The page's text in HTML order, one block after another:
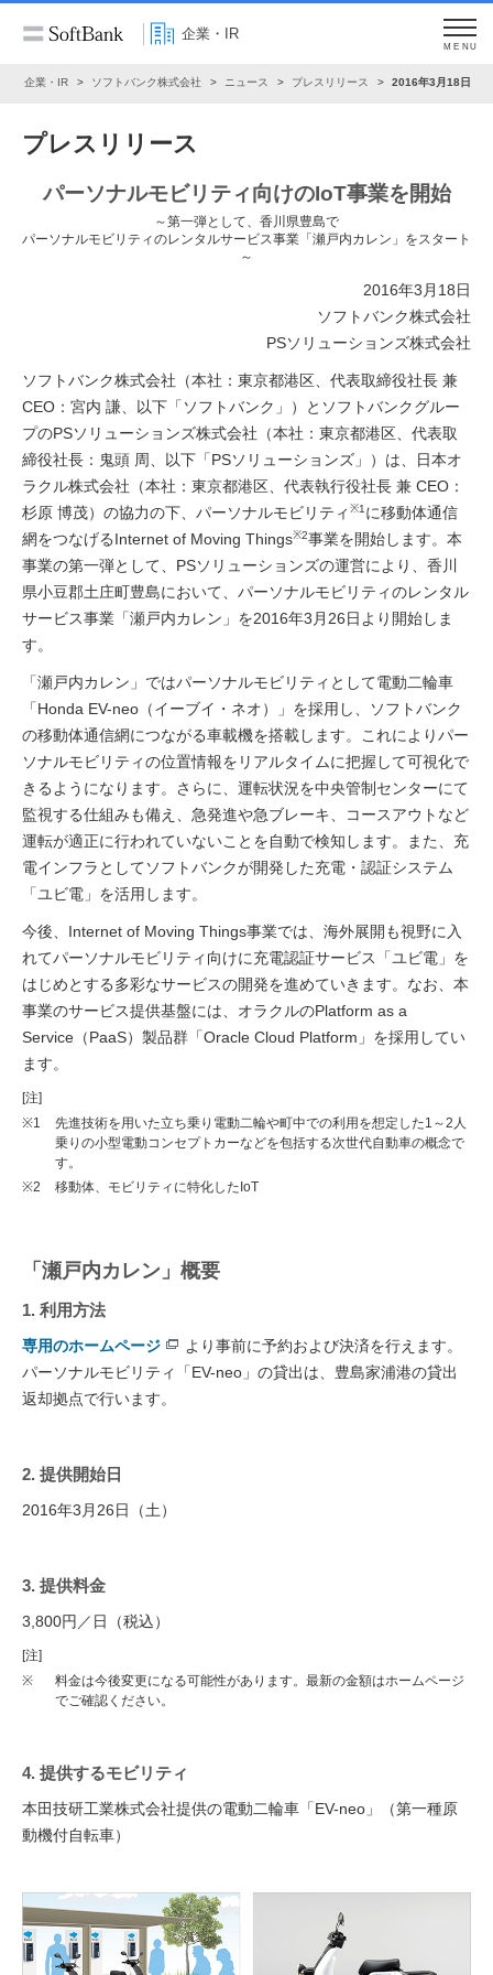
企業・IR
MENU
企業・IR ソフトバンク株式会社 ニュース プレスリリース 2016年3月18日
プレスリリース
パーソナルモビリティ向けのIoT事業を開始
～第一弾として、香川県豊島で
パーソナルモビリティのレンタルサービス事業「瀬戸内カレン」をスタート
～
2016年3月18日
ソフトバンク株式会社
PSソリューションズ株式会社
ソフトバンク株式会社（本社：東京都港区、代表取締役社長 兼
CEO：宮内 謙、以下「ソフトバンク」）とソフトバンクグルー
プのPSソリューションズ株式会社（本社：東京都港区、代表取
締役社長：鬼頭 周、以下「PSソリューションズ」）は、日本オ
ラクル株式会社（本社：東京都港区、代表執行役社長 兼 CEO：
杉原 博茂）の協力の下、パーソナルモビリティ ※1 に移動体通信
網をつなげるInternet of Moving Things※2事業を開始します。本
事業の第一弾として、PSソリューションズの運営により、香川
県小豆郡土庄町豊島において、パーソナルモビリティのレンタル
サービス事業「瀬戸内カレン」を2016年3月26日より開始しま
す。
「瀬戸内カレン」ではパーソナルモビリティとして電動二輪車
「Honda EV-neo（イーブイ・ネオ）」を採用し、ソフトバンク
の移動体通信網につながる車載機を搭載します。これによりパー
ソナルモビリティの位置情報をリアルタイムに把握して可視化で
きるようになります。さらに、運転状況を中央管制センターにて
監視する仕組みも備え、急発進や急ブレーキ、コースアウトなど
運転が適正に行われていないことを自動で検知します。また、充
電インフラとしてソフトバンクが開発した充電・認証システム
「ユビ電」を活用します。
今後、Internet of Moving Things事業では、海外展開も視野に入
れてパーソナルモビリティ向けに充電認証サービス「ユビ電」を
はじめとする多彩なサービスの開発を進めていきます。なお、本
事業のサービス提供基盤には、オラクルのPlatform as a
Service（PaaS）製品群「Oracle Cloud Platform」を採用してい
ます。
[注]
※1
先進技術を用いた立ち乗り電動二輪や町中での利用を想定した1～2人
乗りの小型電動コンセプトカーなどを包括する次世代自動車の概念で
す。
※2
移動体、モビリティに特化したIoT
「瀬戸内カレン」概要
1. 利用方法
専用のホームページ
より事前に予約および決済を行えます。
パーソナルモビリティ「EV-neo」の貸出は、豊島家浦港の貸出
返却拠点で行います。
2. 提供開始日
2016年3月26日（土）
3. 提供料金
3,800円／日（税込）
[注]
※
料金は今後変更になる可能性があります。最新の金額はホームページ
でご確認ください。
4. 提供するモビリティ
本田技研工業株式会社提供の電動二輪車「EV-neo」（第一種原
動機付自転車）